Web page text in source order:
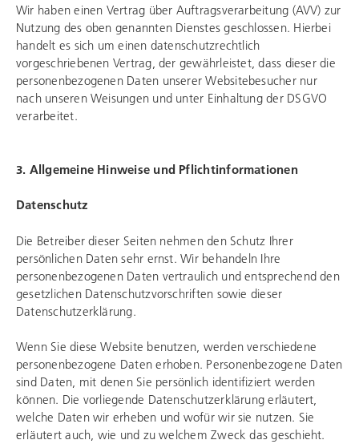
Wir haben einen Vertrag über Auftragsverarbeitung (AVV) zur
Nutzung des oben genannten Dienstes geschlossen. Hierbei
handelt es sich um einen datenschutzrechtlich
vorgeschriebenen Vertrag, der gewährleistet, dass dieser die
personenbezogenen Daten unserer Websitebesucher nur
nach unseren Weisungen und unter Einhaltung der DSGVO
verarbeitet.
3. Allgemeine Hinweise und Pflichtinformationen
Datenschutz
Die Betreiber dieser Seiten nehmen den Schutz Ihrer
persönlichen Daten sehr ernst. Wir behandeln Ihre
personenbezogenen Daten vertraulich und entsprechend den
gesetzlichen Datenschutzvorschriften sowie dieser
Datenschutzerklärung.
Wenn Sie diese Website benutzen, werden verschiedene
personenbezogene Daten erhoben. Personenbezogene Daten
sind Daten, mit denen Sie persönlich identifiziert werden
können. Die vorliegende Datenschutzerklärung erläutert,
welche Daten wir erheben und wofür wir sie nutzen. Sie
erläutert auch, wie und zu welchem Zweck das geschieht.